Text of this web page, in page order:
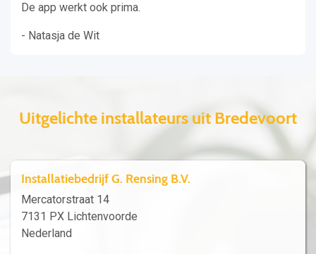
De app werkt ook prima.
- Natasja de Wit
Uitgelichte installateurs uit Bredevoort
Installatiebedrijf G. Rensing B.V.
Mercatorstraat 14
7131 PX Lichtenvoorde
Nederland